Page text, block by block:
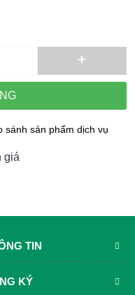
+
sánh sản phẩm dịch vụ
giá
TIN
KÝ